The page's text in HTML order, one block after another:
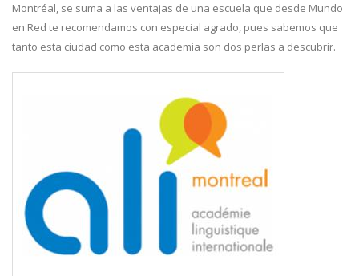
Montréal, se suma a las ventajas de una escuela que desde Mundo
en Red te recomendamos con especial agrado, pues sabemos que
tanto esta ciudad como esta academia son dos perlas a descubrir.